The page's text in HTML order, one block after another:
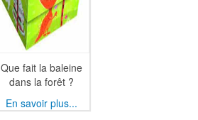
Que fait la baleine
dans la forêt ?
En savoir plus...